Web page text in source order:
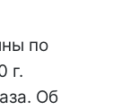
по
г.
Об